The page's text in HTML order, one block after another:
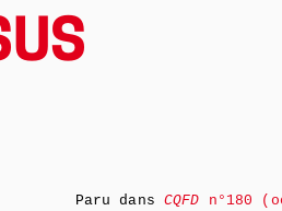
Paru dans CQFD n°180